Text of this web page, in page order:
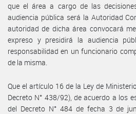
que el área a cargo de las
audiencia pública será la Autoridad
autoridad de dicha área convocará
expreso y presidirá la audiencia
responsabilidad en un funcionario
de la misma.
Que el artículo 16 de la Ley de
Decreto N° 438/92), de acuerdo a los
del Decreto N° 484 de fecha 3 de